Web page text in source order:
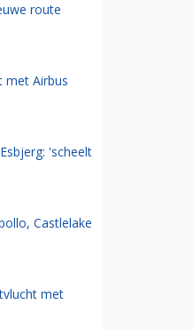
route
met Airbus
'scheelt
Castlelake
met